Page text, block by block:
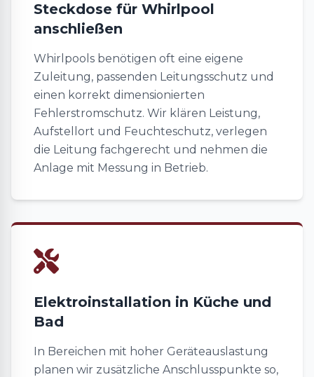
Steckdose für Whirlpool
anschließen
Whirlpools benötigen oft eine eigene
Zuleitung, passenden Leitungsschutz und
einen korrekt dimensionierten
Fehlerstromschutz. Wir klären Leistung,
Aufstellort und Feuchteschutz, verlegen
die Leitung fachgerecht und nehmen die
Anlage mit Messung in Betrieb.
Elektroinstallation in Küche und
Bad
In Bereichen mit hoher Geräteauslastung
planen wir zusätzliche Anschlusspunkte so,